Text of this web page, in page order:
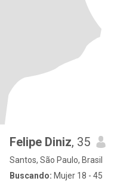
Felipe Diniz, 35
Santos, São Paulo, Brasil
Buscando: Mujer 18 - 45